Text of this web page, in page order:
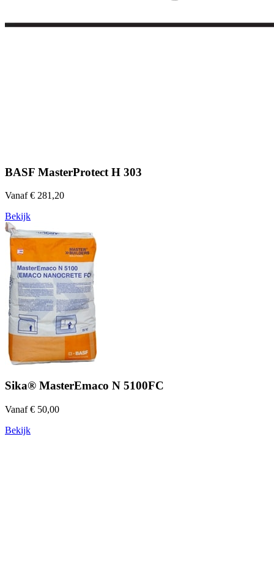
BASF MasterProtect H 303
Vanaf € 281,20
Bekijk
Sika® MasterEmaco N 5100FC
Vanaf € 50,00
Bekijk